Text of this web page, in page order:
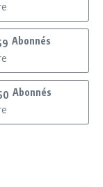
Abonnés
Abonnés